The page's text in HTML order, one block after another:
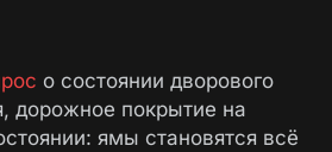
о состоянии дворового
дорожное покрытие на
ямы становятся всё